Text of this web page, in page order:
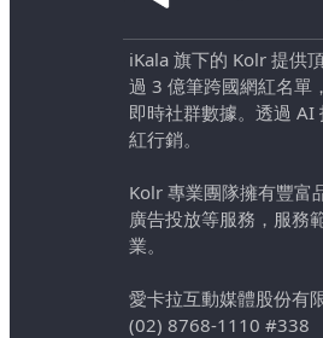
iKala 旗下的 Kolr 提供
過 3 億筆跨國網紅名單
即時社群數據。透過 AI
紅行銷。
Kolr 專業團隊擁有豐富
廣告投放等服務，服務
業。
愛卡拉互動媒體股份有
(02) 8768-1110 #338